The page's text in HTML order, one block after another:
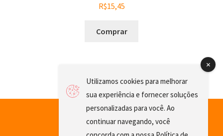
R$15,45
Comprar
Utilizamos cookies para melhorar
sua experiência e fornecer soluções
personalizadas para você. Ao
continuar navegando, você